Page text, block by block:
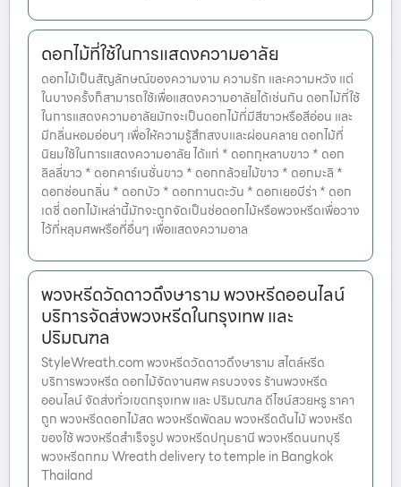
ดอกไม้ที่ใช้ในการแสดงความอาลัย
ดอกไม้เป็นสัญลักษณ์ของความงาม ความรัก และความหวัง แต่
ในบางครั้งก็สามารถใช้เพื่อแสดงความอาลัยได้เช่นกัน ดอกไม้ที่ใช้
ในการแสดงความอาลัยมักจะเป็นดอกไม้ที่มีสีขาวหรือสีอ่อน และ
มีกลิ่นหอมอ่อนๆ เพื่อให้ความรู้สึกสงบและผ่อนคลาย ดอกไม้ที่
นิยมใช้ในการแสดงความอาลัย ได้แก่ * ดอกกุหลาบขาว * ดอก
ลิลลี่ขาว * ดอกคาร์เนชั่นขาว * ดอกกล้วยไม้ขาว * ดอกมะลิ *
ดอกซ่อนกลิ่น * ดอกบัว * ดอกทานตะวัน * ดอกเยอบีร่า * ดอก
เดซี่ ดอกไม้เหล่านี้มักจะถูกจัดเป็นช่อดอกไม้หรือพวงหรีดเพื่อวาง
ไว้ที่หลุมศพหรือที่อื่นๆ เพื่อแสดงความอาล
พวงหรีดวัดดาวดึงษาราม พวงหรีดออนไลน์
บริการจัดส่งพวงหรีดในกรุงเทพ และ
ปริมณฑล
StyleWreath.com พวงหรีดวัดดาวดึงษาราม สไตล์หรีด
บริการพวงหรีด ดอกไม้จัดงานศพ ครบวงจร ร้านพวงหรีด
ออนไลน์ จัดส่งทั่วเขตกรุงเทพ และ ปริมณฑล ดีไซน์สวยหรู ราคา
ถูก พวงหรีดดอกไม้สด พวงหรีดพัดลม พวงหรีดต้นไม้ พวงหรีด
ของใช้ พวงหรีดสำเร็จรูป พวงหรีดปทุมธานี พวงหรีดนนทบุรี
พวงหรีดกทม Wreath delivery to temple in Bangkok
Thailand